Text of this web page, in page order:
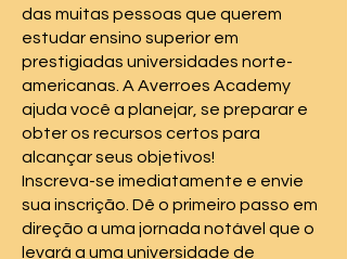
das muitas pessoas que querem
estudar ensino superior em
prestigiadas universidades norte-
americanas. A Averroes Academy
ajuda você a planejar, se preparar e
obter os recursos certos para
alcançar seus objetivos!
Inscreva-se imediatamente e envie
sua inscrição. Dê o primeiro passo em
direção a uma jornada notável que o
levará a uma universidade de